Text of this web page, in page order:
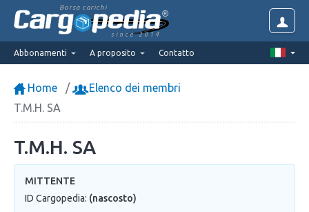
Borsa carichi
since 2014
Abbonamenti A proposito Contatto
Home
Elenco dei membri
T.M.H. SA
T.M.H. SA
MITTENTE
ID Cargopedia: (nascosto)